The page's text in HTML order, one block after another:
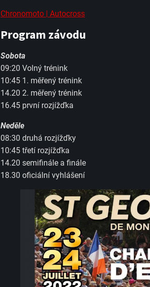
Chronomoto | Autocross
Program závodu
Sobota
09:20 Volný trénink
10:45 1. měřený trénink
14.20 2. měřený trénink
16.45 první rozjížďka
Neděle
08:30 druhá rozjížďky
10:45 třetí rozjížďka
14.20 semifinále a finále
18.30 oficiální vyhlášení